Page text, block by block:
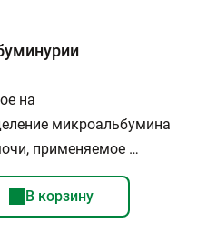
на
микроальбумина
применяемое …
В корзину